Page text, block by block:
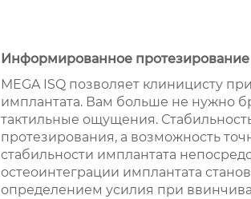
Информированное протезирование
MEGA ISQ позволяет клиницисту
имплантата. Вам больше не нужно
тактильные ощущения.
протезирования, а возможность
cтабильности имплантата
остеоинтеграции имплантата
определением усилия при